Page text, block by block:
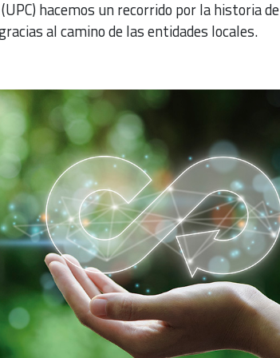
hacemos un recorrido por la historia
al camino de las entidades locales.